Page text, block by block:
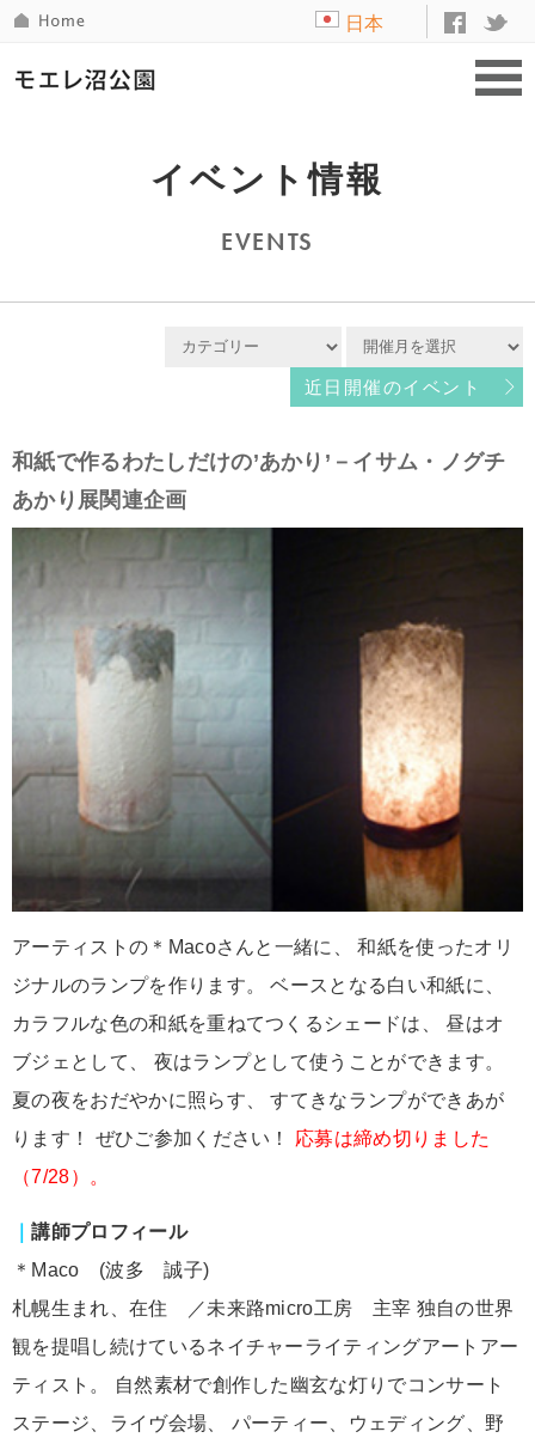
日本
イベント情報
EVENTS
近日開催のイベント
和紙で作るわたしだけの’あかり’－イサム・ノグチ
あかり展関連企画
アーティストの＊Macoさんと一緒に、 和紙を使ったオリ
ジナルのランプを作ります。 ベースとなる白い和紙に、
カラフルな色の和紙を重ねてつくるシェードは、 昼はオ
ブジェとして、 夜はランプとして使うことができます。
夏の夜をおだやかに照らす、 すてきなランプができあが
ります！ ぜひご参加ください！ 応募は締め切りました
（7/28）。
｜講師プロフィール
＊Maco (波多 誠子)
札幌生まれ、在住 ／未来路micro工房 主宰 独自の世界
観を提唱し続けているネイチャーライティングアートアー
ティスト。 自然素材で創作した幽玄な灯りでコンサート
ステージ、ライヴ会場、 パーティー、ウェディング、野